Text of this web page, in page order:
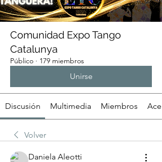
Comunidad Expo Tango
Catalunya
Público · 179 miembros
Unirse
Discusión Multimedia Miembros
Volver
Daniela Aleotti